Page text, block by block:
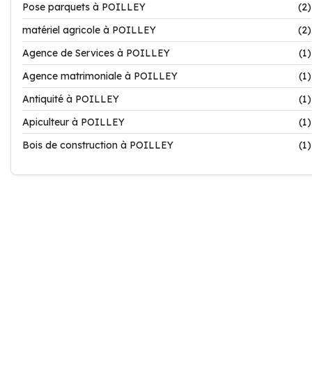
Pose parquets à POILLEY
(2)
matériel agricole à POILLEY
(2)
Agence de Services à POILLEY
(1)
Agence matrimoniale à POILLEY
(1)
Antiquité à POILLEY
(1)
Apiculteur à POILLEY
(1)
Bois de construction à POILLEY
(1)